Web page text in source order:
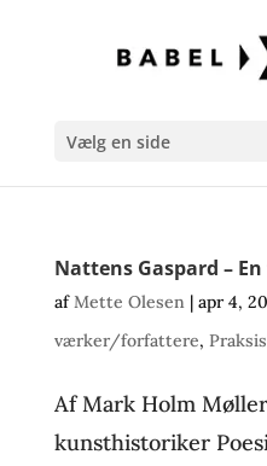
Vælg en side
Nattens Gaspard –
afMette Olesen| apr 4,
værker/forfattere, Praksis
Af Mark Holm
kunsthistoriker